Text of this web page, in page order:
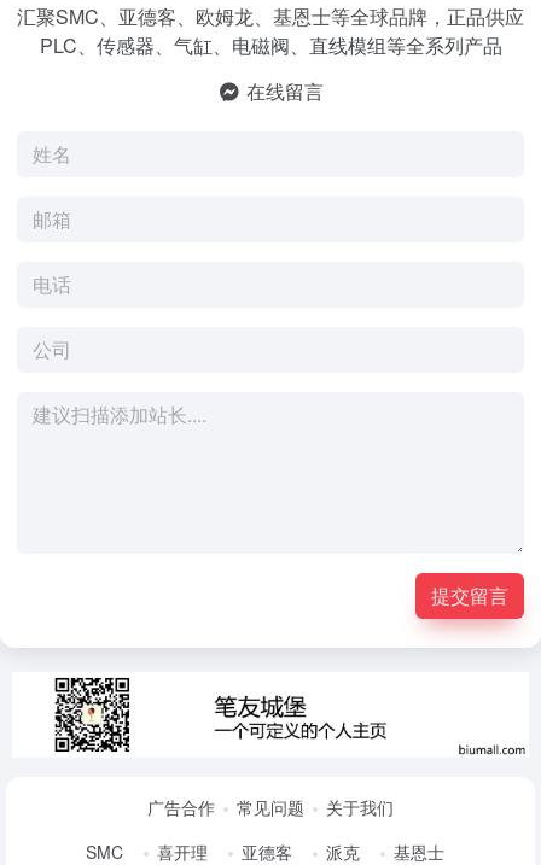
汇聚SMC、亚德客、欧姆龙、基恩士等全球品牌，正品供应
PLC、传感器、气缸、电磁阀、直线模组等全系列产品
在线留言
提交留言
广告合作 常见问题
关于我们
SMC
喜开理 亚德客 派克 基恩士